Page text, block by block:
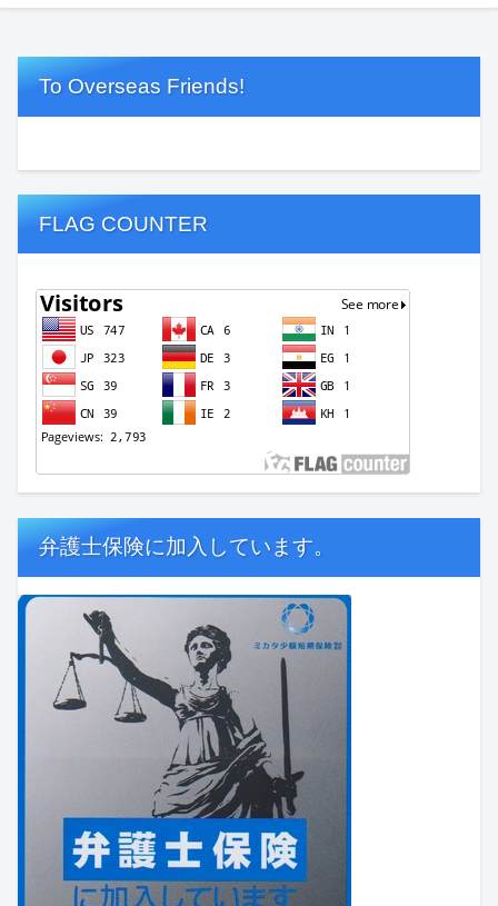
To Overseas Friends!
FLAG COUNTER
弁護士保険に加入しています。